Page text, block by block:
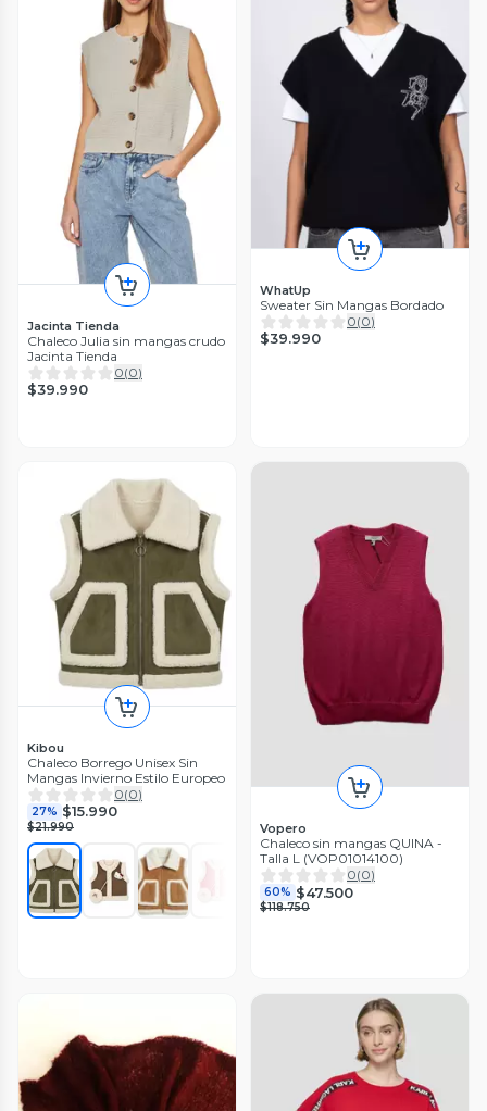
Jacinta Tienda
Chaleco Julia sin mangas crudo
Jacinta Tienda
0(0)
$39.990
WhatUp
Sweater Sin Mangas Bordado
0(0)
$39.990
Kibou
Chaleco Borrego Unisex Sin
Mangas Invierno Estilo Europeo
0(0)
27% $15.990
$21.990 Vopero
Chaleco sin mangas QUINA -
Talla L (VOP01014100)
0(0)
60% $47.500
$118.750